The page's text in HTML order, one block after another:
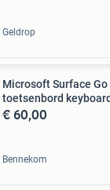
Geldrop
Microsoft Surface Go
toetsenbord keyboard
€ 60,00
Bennekom